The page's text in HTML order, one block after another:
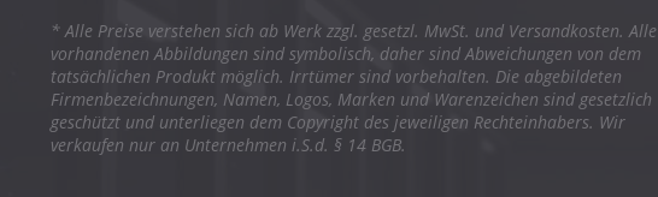
* Alle Preise verstehen sich ab Werk zzgl. gesetzl. MwSt. und Versandkosten. Alle
vorhandenen Abbildungen sind symbolisch, daher sind Abweichungen von dem
tatsächlichen Produkt möglich. Irrtümer sind vorbehalten. Die abgebildeten
Firmenbezeichnungen, Namen, Logos, Marken und Warenzeichen sind gesetzlich
geschützt und unterliegen dem Copyright des jeweiligen Rechteinhabers. Wir
verkaufen nur an Unternehmen i.S.d. § 14 BGB.